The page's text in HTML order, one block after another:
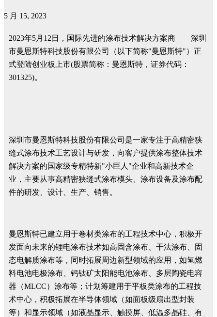
5 月 15, 2023
2023年5月12日，国际先进的涂布技术解决方案商——深圳
市曼恩斯特科技股份有限公司（以下简称"曼恩斯特"）正
式登陆创业板上市(股票简称：曼恩斯特，证券代码：
301325)。
深圳市曼恩斯特科技股份有限公司是一家专注于高精密狭
缝式涂布技术工艺设计与研发，向客户提供涂布整体技术
解决方案的国家级专精特新"小巨人"企业和高新技术企
业，主要从事高精密狭缝式涂布模头、涂布设备及涂布配
件的研发、设计、生产、销售。
曼恩斯特已建立用于卷材类涂布的工程技术中心，积极开
发面向未来的锂电涂布技术如高固含涂布、干法涂布、固
态电解质涂布等，同时拓展周边新型领域的应用，如氢燃
料电池电极涂布、钙钛矿太阳能电池涂布、多层陶瓷电容
器（MLCC）涂布等；计划筹建用于平板类涂布的工程技
术中心，积极拓展在半导体领域（如面板级扇出型封装
等）和显示领域（如液晶显示、触摸屏、低温多晶硅、有